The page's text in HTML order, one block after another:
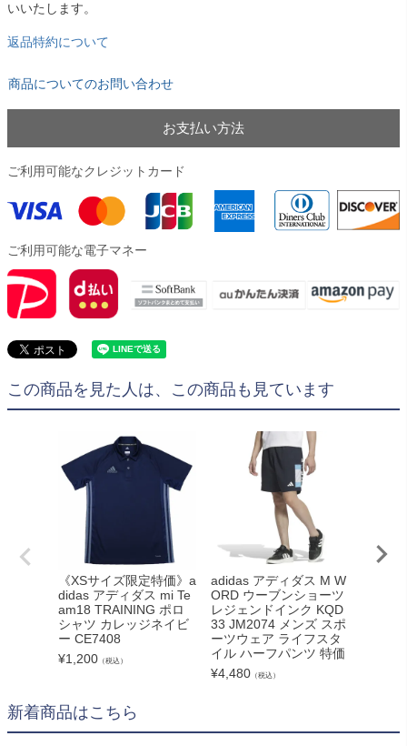
いいたします。
返品特約について
商品についてのお問い合わせ
お支払い方法
ご利用可能なクレジットカード
ご利用可能な電子マネー
この商品を見た人は、この商品も見ています
《XSサイズ限定特価》a
didas アディダス mi Te
am18 TRAINING ポロ
シャツ カレッジネイビ
ー CE7408
¥1,200 （税込）
adidas アディダス M W
ORD ウーブンショーツ
レジェンドインク KQD
33 JM2074 メンズ スポ
ーツウェア ライフスタ
イル ハーフパンツ 特価
¥4,480 （税込）
新着商品はこちら